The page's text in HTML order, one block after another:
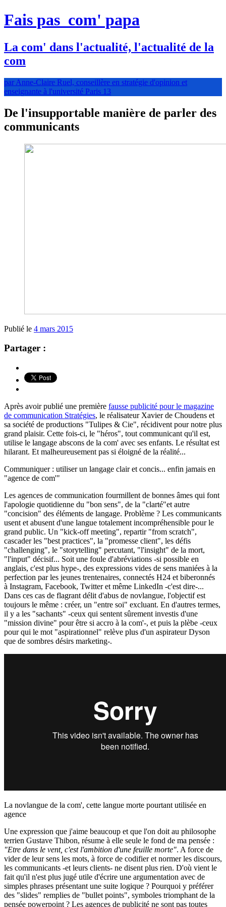
Fais pas com' papa
La com' dans l'actualité, l'actualité de la
com
par Anne-Claire Ruel, conseillère en stratégie d'opinion et
enseignante à l'université Paris 13
De l'insupportable manière de parler des
communicants
Publié le 4 mars 2015
Partager :
Après avoir publié une première fausse publicité pour le magazine
de communication Stratégies, le réalisateur Xavier de Choudens et
sa société de productions "Tulipes & Cie", récidivent pour notre plus
grand plaisir. Cette fois-ci, le "héros", tout communicant qu'il est,
utilise le langage abscons de la com' avec ses enfants. Le résultat est
hilarant. Et malheureusement pas si éloigné de la réalité...
Communiquer : utiliser un langage clair et concis... enfin jamais en
"agence de com'"
Les agences de communication fourmillent de bonnes âmes qui font
l'apologie quotidienne du "bon sens", de la "clarté"et autre
"concision" des éléments de langage. Problème ? Les communicants
usent et abusent d'une langue totalement incompréhensible pour le
grand public. Un "kick-off meeting", repartir "from scratch",
cascader les "best practices", la "promesse client", les défis
"challenging", le "storytelling" percutant, "l'insight" de la mort,
"l'input" décisif... Soit une foule d'abréviations -si possible en
anglais, c'est plus hype-, des expressions vides de sens maniées à la
perfection par les jeunes trentenaires, connectés H24 et biberonnés
à Instagram, Facebook, Twitter et même LinkedIn -c'est dire-...
Dans ces cas de flagrant délit d'abus de novlangue, l'objectif est
toujours le même : créer, un "entre soi" excluant. En d'autres termes,
il y a les "sachants" -ceux qui sentent sûrement investis d'une
"mission divine" pour être si accro à la com'-, et puis la plèbe -ceux
pour qui le mot "aspirationnel" relève plus d'un aspirateur Dyson
que de sombres désirs marketing-.
La novlangue de la com', cette langue morte pourtant utilisée en
agence
Une expression que j'aime beaucoup et que l'on doit au philosophe
terrien Gustave Thibon, résume à elle seule le fond de ma pensée :
"Etre dans le vent, c'est l'ambition d'une feuille morte". A force de
vider de leur sens les mots, à force de codifier et normer les discours,
les communicants -et leurs clients- ne disent plus rien. D'où vient le
fait qu'il n'est plus jugé utile d'écrire une argumentation avec de
simples phrases présentant une suite logique ? Pourquoi y préférer
des "slides" remplies de "bullet points", symboles triomphant de la
pensée powerpoint ? Les agences de publicité ne sont pas toutes